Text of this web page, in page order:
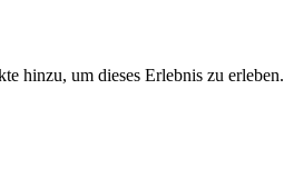
hinzu, um dieses Erlebnis zu erleben.